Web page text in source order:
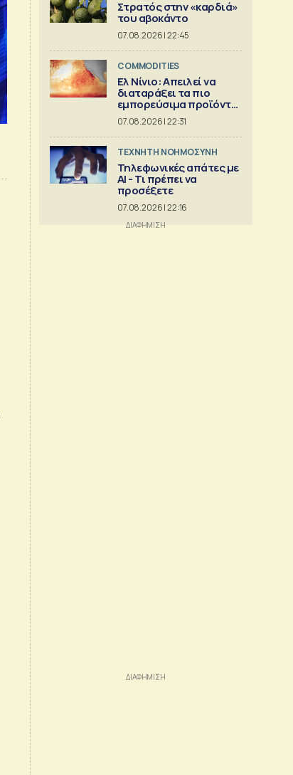
Στρατός στην «καρδιά»
του αβοκάντο
07.08.2026 | 22:45
COMMODITIES
Ελ Νίνιο: Απειλεί να
διαταράξει τα πιο
εμπορεύσιμα προϊόντα
στον κόσμο
07.08.2026 | 22:31
TΕΧΝΗΤΗ ΝΟΗΜΟΣΥΝΗ
Τηλεφωνικές απάτες με
ΑΙ - Τι πρέπει να
προσέξετε
07.08.2026 | 22:16